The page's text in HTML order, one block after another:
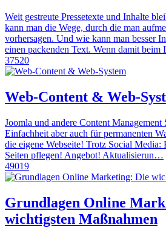
Weit gestreute Pressetexte und Inhalte
kann man die Wege, durch die man
vorhersagen. Und wie kann man besser
einen packenden Text. Wenn damit
37520
Web-Content & Web-
Joomla und andere Content Management
Einfachheit aber auch für permanenten
die eigene Webseite! Trotz Social Media:
Seiten pflegen! Angebot! Aktualisierun…
49019
Grundlagen Online
wichtigsten Maßnahmen